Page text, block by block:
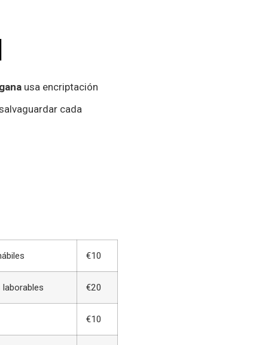
usa encriptación
cada
€10
€20
€10